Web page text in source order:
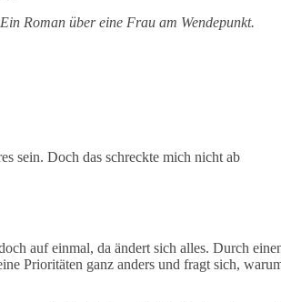
Roman über eine Frau am Wendepunkt.
sein. Doch das schreckte mich nicht ab
auf einmal, da ändert sich alles. Durch
Prioritäten ganz anders und fragt sich,